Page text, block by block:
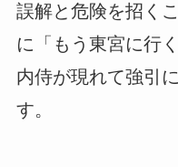
誤解と危険を招く
に「もう東宮に行
内侍が現れて強引
す。